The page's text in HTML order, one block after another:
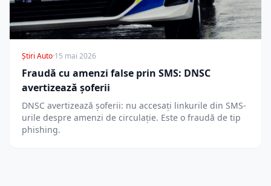
Știri Auto·15 mai 2026
Fraudă cu amenzi false prin SMS: DNSC
avertizează șoferii
DNSC avertizează șoferii: nu accesați linkurile din SMS-
urile despre amenzi de circulație. Este o fraudă de tip
phishing.